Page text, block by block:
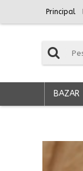
Principal
BAZAR